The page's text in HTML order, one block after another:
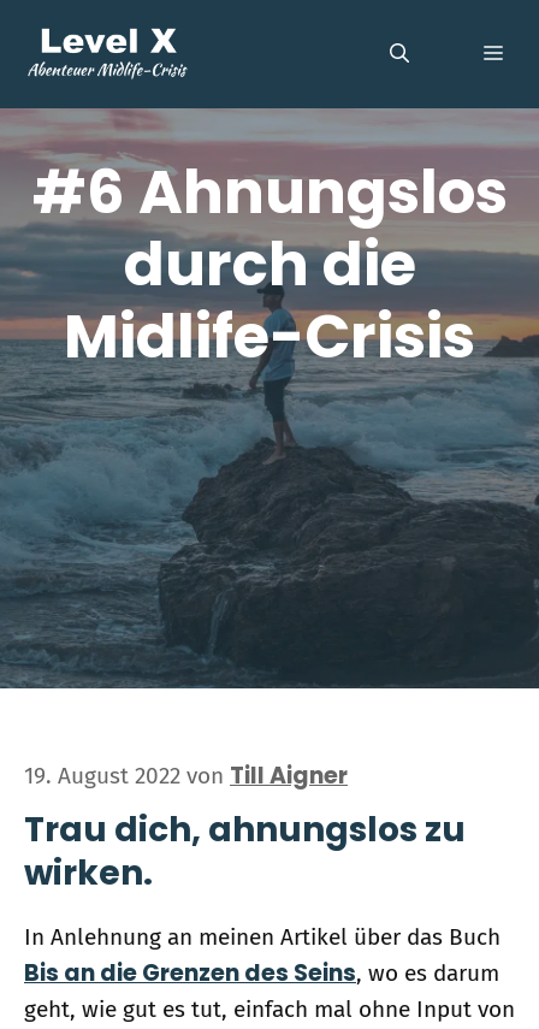
Inhalt
#6 Ahnungslos
durch die
Midlife-Crisis
19. August 2022 von Till Aigner
Trau dich, ahnungslos zu
wirken.
In Anlehnung an meinen Artikel über das Buch
Bis an die Grenzen des Seins, wo es darum
geht, wie gut es tut, einfach mal ohne Input von